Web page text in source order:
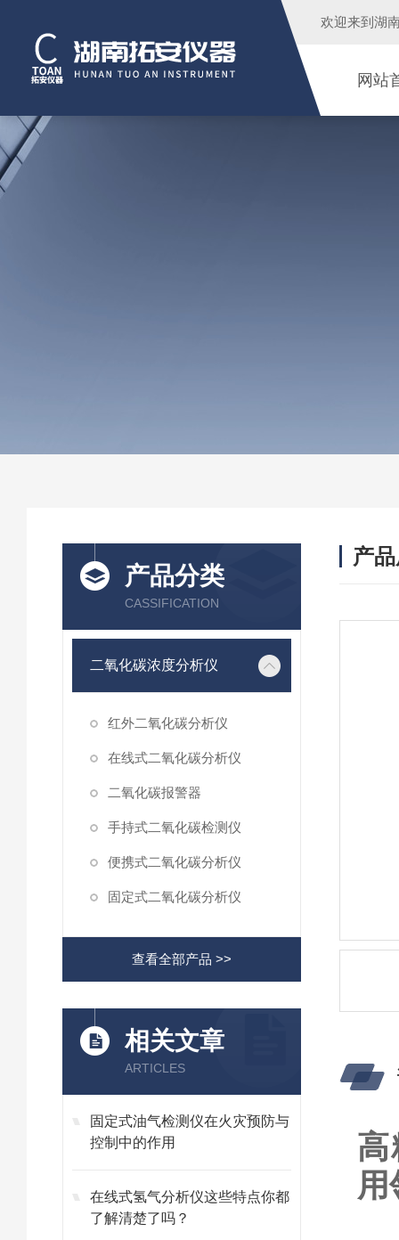
欢迎来到 湖
网站
产品分类
CASSIFICATION
二氧化碳浓度分析仪
红外二氧化碳分析仪
在线式二氧化碳分析仪
二氧化碳报警器
手持式二氧化碳检测仪
便携式二氧化碳分析仪
固定式二氧化碳分析仪
查看全部产品 >>
相关文章
ARTICLES
固定式油气检测仪在火灾预防与
控制中的作用
在线式氢气分析仪这些特点你都
了解清楚了吗？
产
高
用